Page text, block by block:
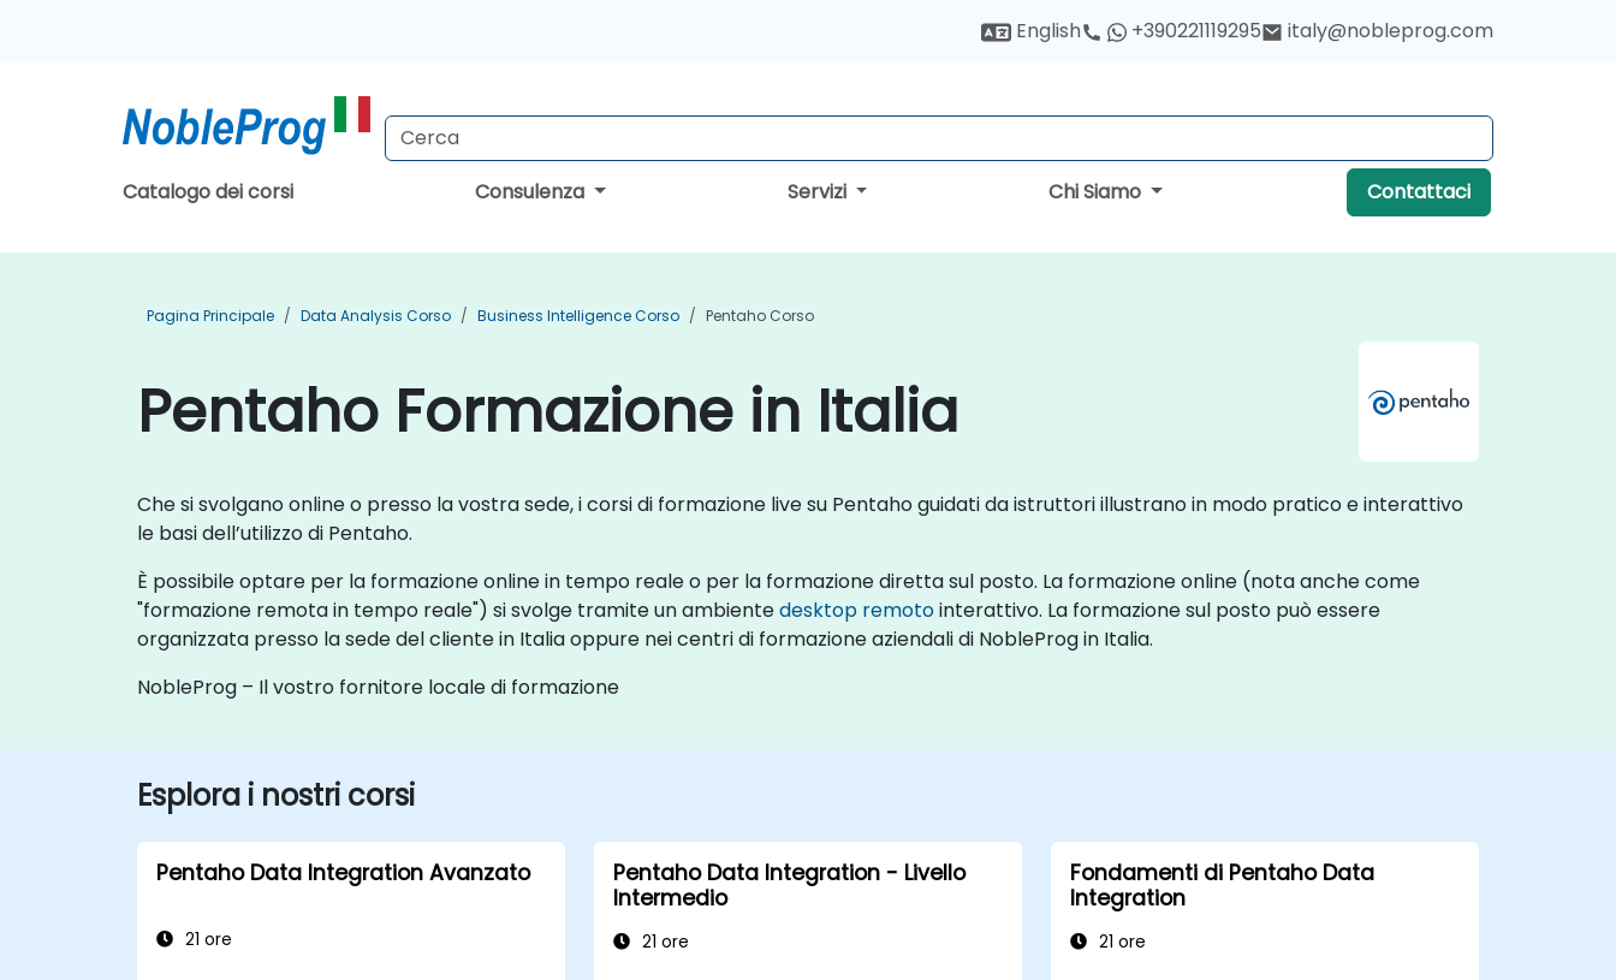
English +390221119295 italy@nobleprog.com
Catalogo dei corsi Consulenza Servizi Chi Siamo Contattaci
Pagina Principale Data Analysis Corso Business Intelligence Corso Pentaho Corso
Pentaho Formazione in Italia
Che si svolgano online o presso la vostra sede, i corsi di formazione live su Pentaho guidati da istruttori illustrano in modo pratico e interattivo
le basi dell’utilizzo di Pentaho.
È possibile optare per la formazione online in tempo reale o per la formazione diretta sul posto. La formazione online (nota anche come
"formazione remota in tempo reale") si svolge tramite un ambientedesktop remotointerattivo. La formazione sul posto può essere
organizzata presso la sede del cliente in Italia oppure nei centri di formazione aziendali di NobleProg in Italia.
NobleProg – Il vostro fornitore locale di formazione
Esplora i nostri corsi
Pentaho Data Integration Avanzato
21 ore
Pentaho Data Integration - Livello
Intermedio
21 ore
Fondamenti di Pentaho Data
Integration
21 ore